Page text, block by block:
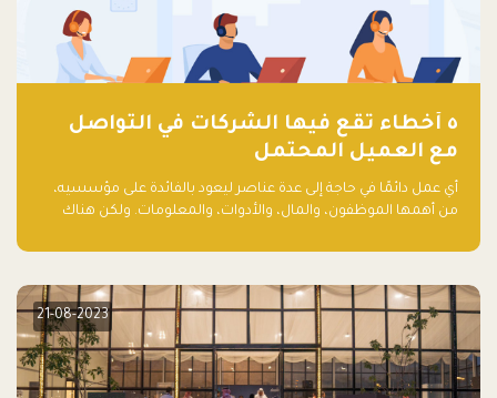
٥ أخطاء تقع فيها الشركات في التواصل
مع العميل المحتمل
أي عمل دائمًا في حاجة إلى عدة عناصر ليعود بالفائدة على مؤسسيه،
من أهمها الموظفون، والمال، والأدوات، والمعلومات. ولكن هناك
أساسه ذلك العمل.
21-08-2023